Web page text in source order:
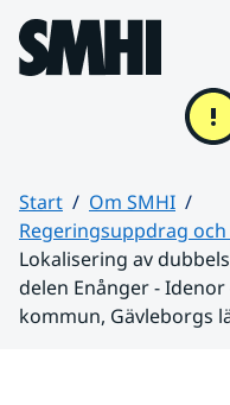
Hoppa till sidans innehåll
Start
Om SMHI
Regeringsuppdrag
Lokalisering av
delen Enånger -
kommun, Gävleborgs